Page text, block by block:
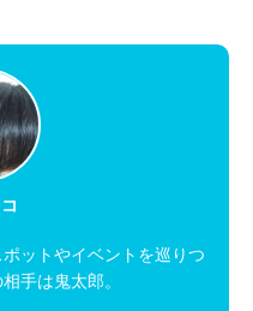
ットやイベントを巡りつ
手は鬼太郎。